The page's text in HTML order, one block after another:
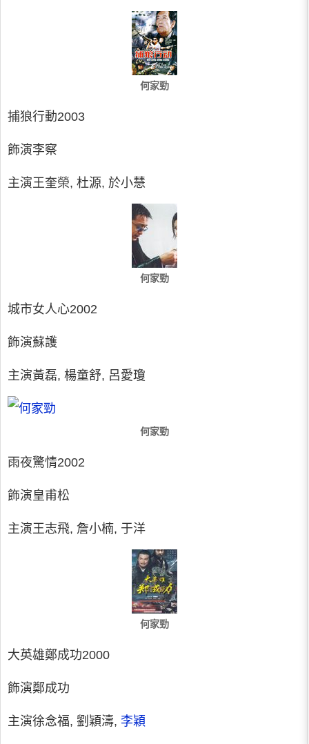
何家勁
捕狼行動2003
飾演李察
主演王奎榮, 杜源, 於小慧
何家勁
城市女人心2002
飾演蘇護
主演黃磊, 楊童舒, 呂愛瓊
何家勁
雨夜驚情2002
飾演皇甫松
主演王志飛, 詹小楠, 于洋
何家勁
大英雄鄭成功2000
飾演鄭成功
主演徐念福, 劉穎濤, 李穎